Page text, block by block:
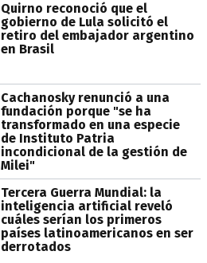
Quirno reconoció que el
gobierno de Lula solicitó el
retiro del embajador argentino
en Brasil
Cachanosky renunció a una
fundación porque "se ha
transformado en una especie
de Instituto Patria
incondicional de la gestión de
Milei"
Tercera Guerra Mundial: la
inteligencia artificial reveló
cuáles serían los primeros
países latinoamericanos en ser
derrotados